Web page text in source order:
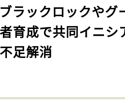
ラックロックやグ
育成で共同イニシ
足解消